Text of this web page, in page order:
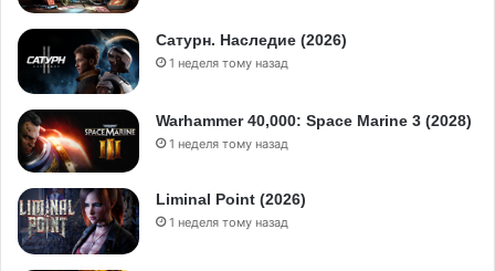
Сатурн. Наследие (2026)
1 неделя тому назад
Warhammer 40,000: Space Marine 3 (2028)
1 неделя тому назад
Liminal Point (2026)
1 неделя тому назад